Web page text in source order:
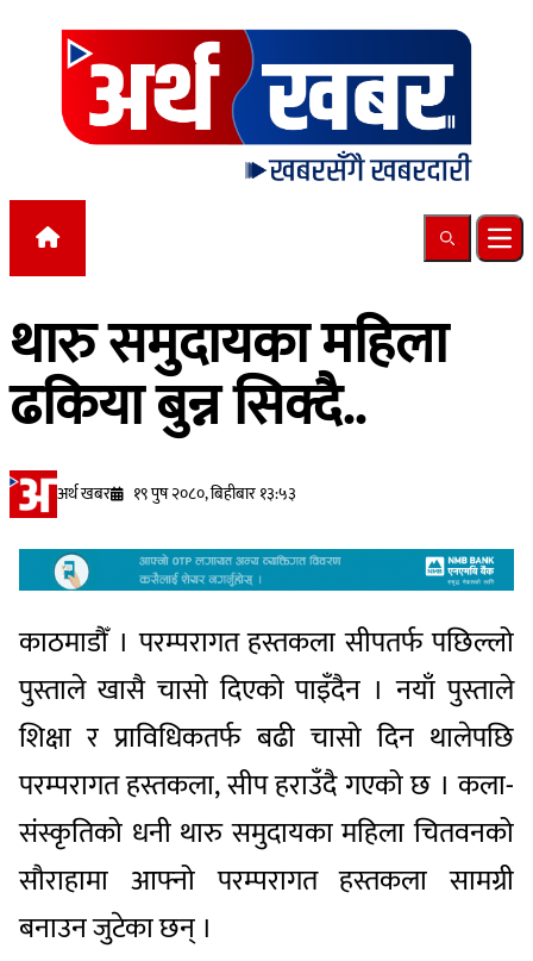
Skip to content
Search
थारु समुदायका महिला
ढकिया बुन्न सिक्दै..
अर्थ खबर १९ पुष २०८०, बिहीबार १३:५३
काठमाडौँ । परम्परागत हस्तकला सीपतर्फ पछिल्लो
पुस्ताले खासै चासो दिएको पाइँदैन । नयाँ पुस्ताले
शिक्षा र प्राविधिकतर्फ बढी चासो दिन थालेपछि
परम्परागत हस्तकला, सीप हराउँदै गएको छ । कला-
संस्कृतिको धनी थारु समुदायका महिला चितवनको
सौराहामा आफ्नो परम्परागत हस्तकला सामग्री
बनाउन जुटेका छन् ।